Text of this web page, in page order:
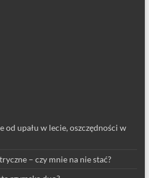
upału w lecie, oszczędności w
– czy mnie na nie stać?